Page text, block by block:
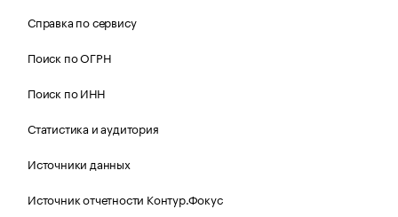
Справка по сервису
Поиск по ОГРН
Поиск по ИНН
Статистика и аудитория
Источники данных
Источник отчетности Контур.Фокус